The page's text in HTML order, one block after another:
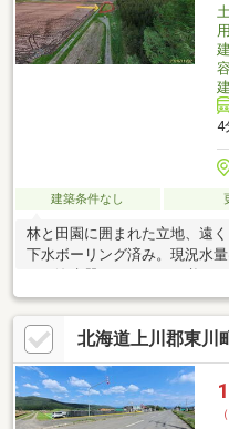
4
建築条件なし
林と田園に囲まれた立地、遠
下水ボーリング済み。現況水
たっぷり大雪山の伏流水。
北海道上川郡東川